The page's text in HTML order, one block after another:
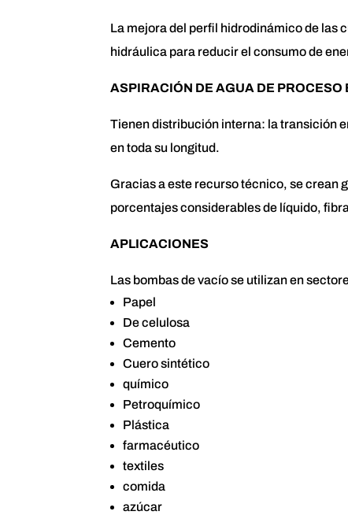
La mejora del perfil hidrodinámico de las
hidráulica para reducir el consumo de
ASPIRACIÓN DE AGUA DE PROCESO
Tienen distribución interna: la transición
en toda su longitud.
Gracias a este recurso técnico, se crean
porcentajes considerables de líquido,
APLICACIONES
Las bombas de vacío se utilizan en
Papel
De celulosa
Cemento
Cuero sintético
químico
Petroquímico
Plástica
farmacéutico
textiles
comida
azúcar